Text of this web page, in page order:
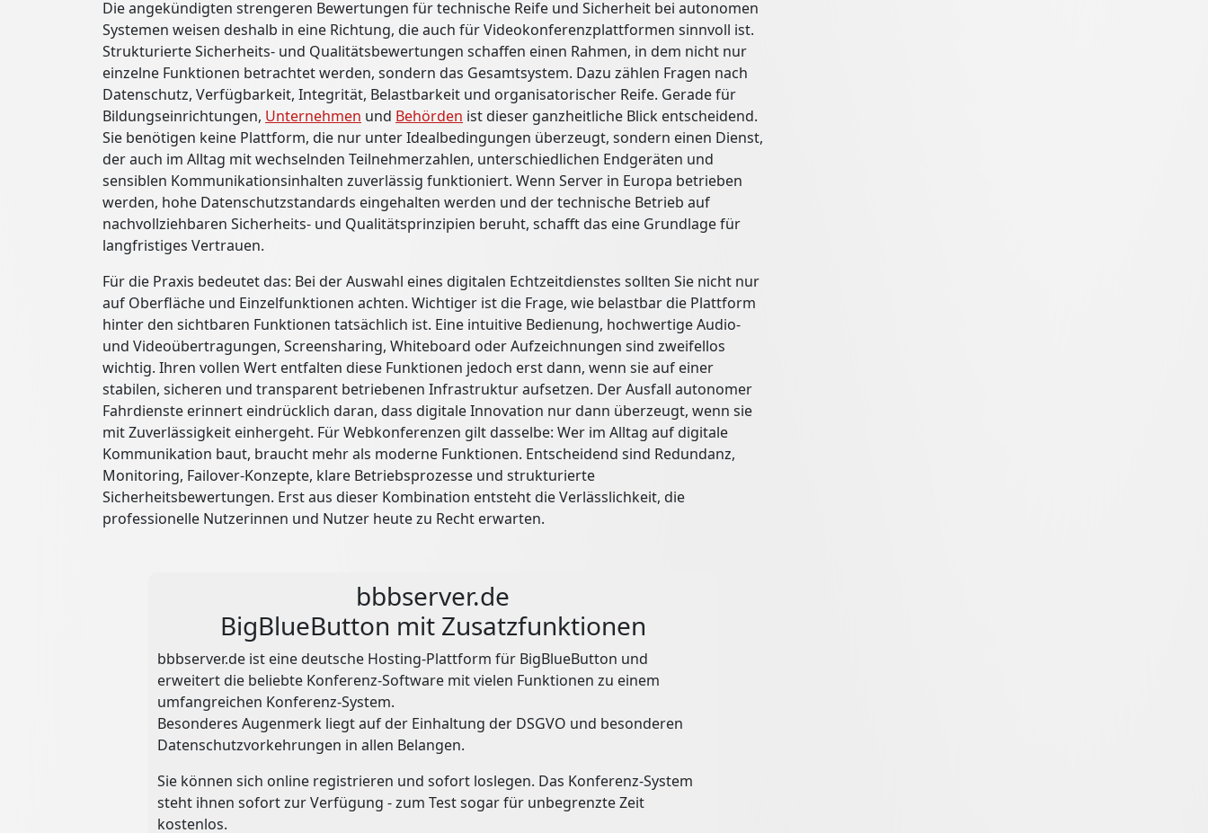
Die angekündigten strengeren Bewertungen für technische Reife und Sicherheit bei autonomen
Systemen weisen deshalb in eine Richtung, die auch für Videokonferenzplattformen sinnvoll ist.
Strukturierte Sicherheits- und Qualitätsbewertungen schaffen einen Rahmen, in dem nicht nur
einzelne Funktionen betrachtet werden, sondern das Gesamtsystem. Dazu zählen Fragen nach
Datenschutz, Verfügbarkeit, Integrität, Belastbarkeit und organisatorischer Reife. Gerade für
Bildungseinrichtungen, Unternehmen und Behörden ist dieser ganzheitliche Blick entscheidend.
Sie benötigen keine Plattform, die nur unter Idealbedingungen überzeugt, sondern einen Dienst,
der auch im Alltag mit wechselnden Teilnehmerzahlen, unterschiedlichen Endgeräten und
sensiblen Kommunikationsinhalten zuverlässig funktioniert. Wenn Server in Europa betrieben
werden, hohe Datenschutzstandards eingehalten werden und der technische Betrieb auf
nachvollziehbaren Sicherheits- und Qualitätsprinzipien beruht, schafft das eine Grundlage für
langfristiges Vertrauen.
Für die Praxis bedeutet das: Bei der Auswahl eines digitalen Echtzeitdienstes sollten Sie nicht nur
auf Oberfläche und Einzelfunktionen achten. Wichtiger ist die Frage, wie belastbar die Plattform
hinter den sichtbaren Funktionen tatsächlich ist. Eine intuitive Bedienung, hochwertige Audio-
und Videoübertragungen, Screensharing, Whiteboard oder Aufzeichnungen sind zweifellos
wichtig. Ihren vollen Wert entfalten diese Funktionen jedoch erst dann, wenn sie auf einer
stabilen, sicheren und transparent betriebenen Infrastruktur aufsetzen. Der Ausfall autonomer
Fahrdienste erinnert eindrücklich daran, dass digitale Innovation nur dann überzeugt, wenn sie
mit Zuverlässigkeit einhergeht. Für Webkonferenzen gilt dasselbe: Wer im Alltag auf digitale
Kommunikation baut, braucht mehr als moderne Funktionen. Entscheidend sind Redundanz,
Monitoring, Failover-Konzepte, klare Betriebsprozesse und strukturierte
Sicherheitsbewertungen. Erst aus dieser Kombination entsteht die Verlässlichkeit, die
professionelle Nutzerinnen und Nutzer heute zu Recht erwarten.
bbbserver.de
BigBlueButton mit Zusatzfunktionen
bbbserver.de ist eine deutsche Hosting-Plattform für BigBlueButton und
erweitert die beliebte Konferenz-Software mit vielen Funktionen zu einem
umfangreichen Konferenz-System.
Besonderes Augenmerk liegt auf der Einhaltung der DSGVO und besonderen
Datenschutzvorkehrungen in allen Belangen.
Sie können sich online registrieren und sofort loslegen. Das Konferenz-System
steht ihnen sofort zur Verfügung - zum Test sogar für unbegrenzte Zeit
kostenlos.